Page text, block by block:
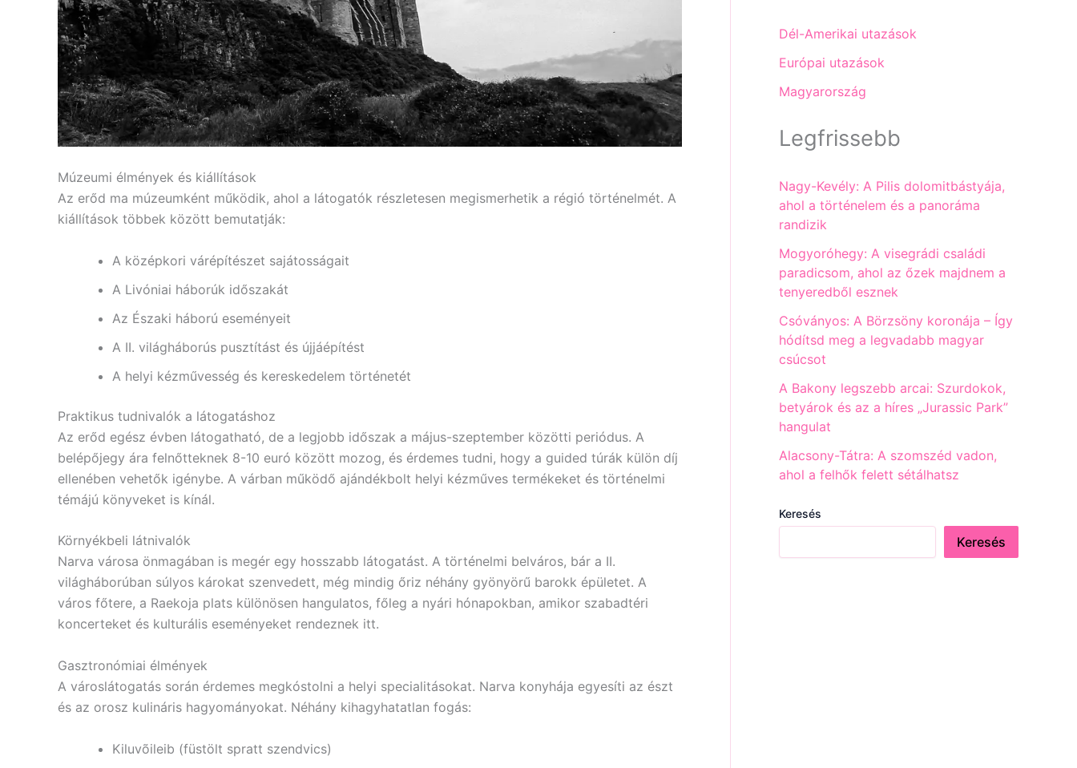
Múzeumi élmények és kiállítások
Az erőd ma múzeumként működik, ahol a látogatók részletesen megismerhetik a régió történelmét. A
kiállítások többek között bemutatják:
A középkori várépítészet sajátosságait
A Livóniai háborúk időszakát
Az Északi háború eseményeit
A II. világháborús pusztítást és újjáépítést
A helyi kézművesség és kereskedelem történetét
Praktikus tudnivalók a látogatáshoz
Az erőd egész évben látogatható, de a legjobb időszak a május-szeptember közötti periódus. A
belépőjegy ára felnőtteknek 8-10 euró között mozog, és érdemes tudni, hogy a guided túrák külön díj
ellenében vehetők igénybe. A várban működő ajándékbolt helyi kézműves termékeket és történelmi
témájú könyveket is kínál.
Környékbeli látnivalók
Narva városa önmagában is megér egy hosszabb látogatást. A történelmi belváros, bár a II.
világháborúban súlyos károkat szenvedett, még mindig őriz néhány gyönyörű barokk épületet. A
város főtere, a Raekoja plats különösen hangulatos, főleg a nyári hónapokban, amikor szabadtéri
koncerteket és kulturális eseményeket rendeznek itt.
Gasztronómiai élmények
A városlátogatás során érdemes megkóstolni a helyi specialitásokat. Narva konyhája egyesíti az észt
és az orosz kulináris hagyományokat. Néhány kihagyhatatlan fogás:
Kiluvõileib (füstölt spratt szendvics)
Dél-Amerikai utazások
Európai utazások
Magyarország
Legfrissebb
Nagy-Kevély: A Pilis dolomitbástyája,
ahol a történelem és a panoráma
randizik
Mogyoróhegy: A visegrádi családi
paradicsom, ahol az őzek majdnem a
tenyeredből esznek
Csóványos: A Börzsöny koronája – Így
hódítsd meg a legvadabb magyar
csúcsot
A Bakony legszebb arcai: Szurdokok,
betyárok és az a híres „Jurassic Park”
hangulat
Alacsony-Tátra: A szomszéd vadon,
ahol a felhők felett sétálhatsz
Keresés
Keresés